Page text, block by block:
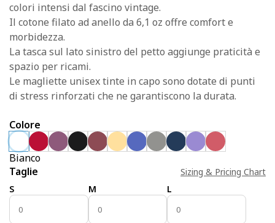
colori intensi dal fascino vintage.
Il cotone filato ad anello da 6,1 oz offre comfort e
morbidezza.
La tasca sul lato sinistro del petto aggiunge praticità e
spazio per ricami.
Le magliette unisex tinte in capo sono dotate di punti
di stress rinforzati che ne garantiscono la durata.
Colore
Bianco
Taglie
Sizing & Pricing Chart
S
M L